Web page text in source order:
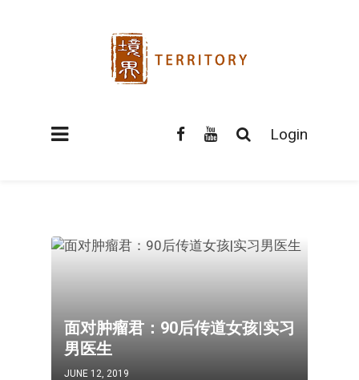
Login
面对肿瘤君：90后传道女孩|实习
男医生
JUNE 12, 2019